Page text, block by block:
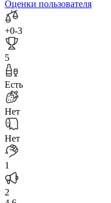
Оценки пользователя
+0-3
5
Есть
Нет
Нет
1
2